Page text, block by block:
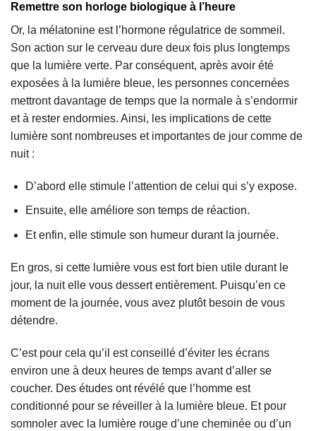
Remettre son horloge biologique à l’heure
Or, la mélatonine est l’hormone régulatrice de sommeil.
Son action sur le cerveau dure deux fois plus longtemps
que la lumière verte. Par conséquent, après avoir été
exposées à la lumière bleue, les personnes concernées
mettront davantage de temps que la normale à s’endormir
et à rester endormies. Ainsi, les implications de cette
lumière sont nombreuses et importantes de jour comme de
nuit :
D’abord elle stimule l’attention de celui qui s’y expose.
Ensuite, elle améliore son temps de réaction.
Et enfin, elle stimule son humeur durant la journée.
En gros, si cette lumière vous est fort bien utile durant le
jour, la nuit elle vous dessert entièrement. Puisqu’en ce
moment de la journée, vous avez plutôt besoin de vous
détendre.
C’est pour cela qu’il est conseillé d’éviter les écrans
environ une à deux heures de temps avant d’aller se
coucher. Des études ont révélé que l’homme est
conditionné pour se réveiller à la lumière bleue. Et pour
somnoler avec la lumière rouge d’une cheminée ou d’un